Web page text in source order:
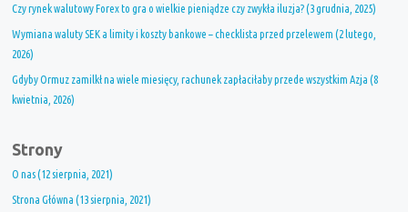
Czy rynek walutowy Forex to gra o wielkie pieniądze czy zwykła iluzja? (3 grudnia, 2025)
Wymiana waluty SEK a limity i koszty bankowe – checklista przed przelewem (2 lutego,
2026)
Gdyby Ormuz zamilkł na wiele miesięcy, rachunek zapłaciłaby przede wszystkim Azja (8
kwietnia, 2026)
Strony
O nas (12 sierpnia, 2021)
Strona Główna (13 sierpnia, 2021)